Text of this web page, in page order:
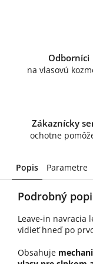
Odborníci
na vlasovú
Zákaznícky
ochotne
Popis Parametre
Podrobný
Leave-in navracia
vidieť hneď po
Obsahuje